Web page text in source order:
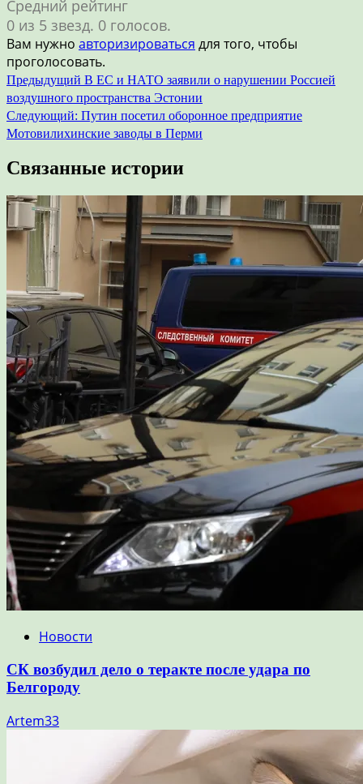
Средний рейтинг
0 из 5 звезд. 0 голосов.
Вам нужно авторизироваться для того, чтобы
проголосовать.
Навигация
по
записям
Предыдущий В ЕС и НАТО заявили о нарушении Россией
воздушного пространства Эстонии
Следующий: Путин посетил оборонное предприятие
Мотовилихинские заводы в Перми
Связанные истории
Новости
СК возбудил дело о теракте после удара по
Белгороду
Artem33